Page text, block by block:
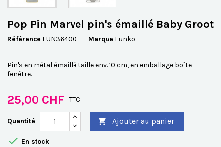
Pop Pin Marvel pin's émaillé Baby Groot
Référence FUN36400 Marque Funko
Pin's en métal émaillé taille env. 10 cm, en emballage boîte-
fenêtre.
25,00 CHF TTC
Quantité  Ajouter au panier
 En stock